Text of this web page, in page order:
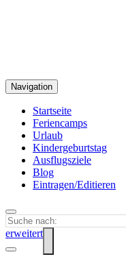
Navigation
Startseite
Feriencamps
Urlaub
Kindergeburtstag
Ausflugsziele
Blog
Eintragen/Editieren
erweitert